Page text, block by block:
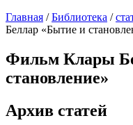
Главная /Библиотека /
Беллар «Бытие и
Фильм Клары
становление»
Архив статей